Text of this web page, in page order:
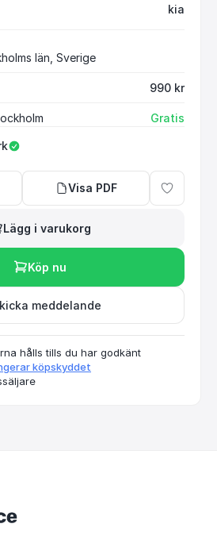
kia
län, Sverige
990 kr
Gratis
Visa PDF
Lägg i varukorg
Köp nu
meddelande
hålls tills du har godkänt
köpskyddet